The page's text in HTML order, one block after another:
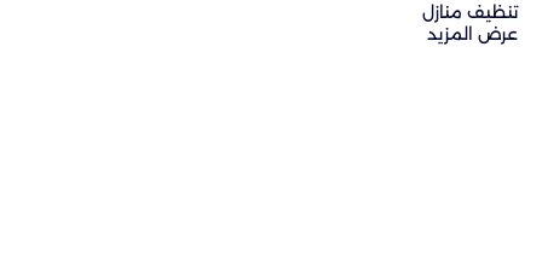
تنظيف منازل
عرض المزيد